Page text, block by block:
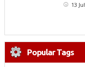
13
Popular Tags